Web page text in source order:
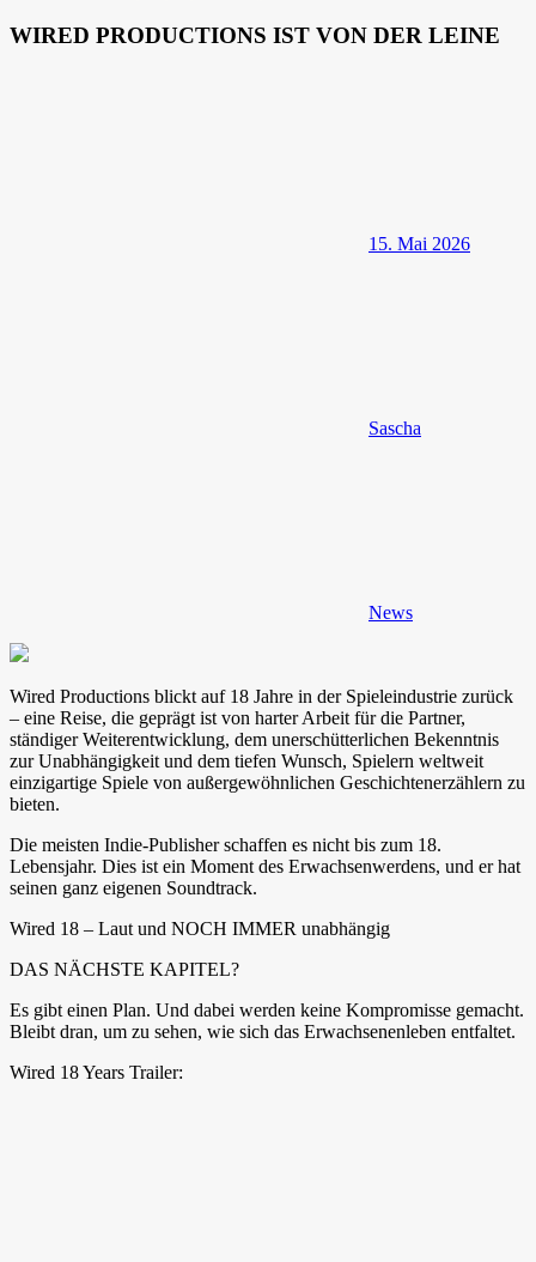
WIRED PRODUCTIONS IST VON DER LEINE
15. Mai 2026
Sascha
News
Wired Productions blickt auf 18 Jahre in der Spieleindustrie zurück
– eine Reise, die geprägt ist von harter Arbeit für die Partner,
ständiger Weiterentwicklung, dem unerschütterlichen Bekenntnis
zur Unabhängigkeit und dem tiefen Wunsch, Spielern weltweit
einzigartige Spiele von außergewöhnlichen Geschichtenerzählern zu
bieten.
Die meisten Indie-Publisher schaffen es nicht bis zum 18.
Lebensjahr. Dies ist ein Moment des Erwachsenwerdens, und er hat
seinen ganz eigenen Soundtrack.
Wired 18 – Laut und NOCH IMMER unabhängig
DAS NÄCHSTE KAPITEL?
Es gibt einen Plan. Und dabei werden keine Kompromisse gemacht.
Bleibt dran, um zu sehen, wie sich das Erwachsenenleben entfaltet.
Wired 18 Years Trailer: